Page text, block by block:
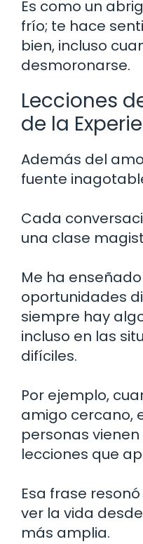
Es como un
frío; te hace
bien, incluso
desmoronarse.
Lecciones
de la
Además del
fuente
Cada
una clase
Me ha
oportunidades
siempre hay
incluso en las
difíciles.
Por ejemplo,
amigo cercano,
personas
lecciones que
Esa frase
ver la vida
más amplia.